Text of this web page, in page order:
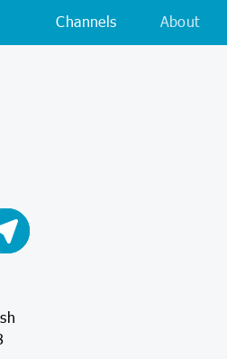
Channels About